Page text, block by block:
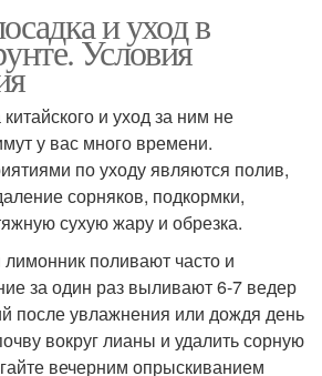
и уход в
Условия
и уход за ним не
у вас много времени.
по уходу являются полив,
сорняков, подкормки,
сухую жару и обрезка.
поливают часто и
за один раз выливают 6-7 ведер
после увлажнения или дождя день
вокруг лианы и удалить сорную
вечерним опрыскиванием